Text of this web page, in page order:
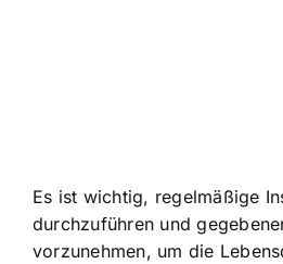
Es ist wichtig, regelmäßige
durchzuführen und
vorzunehmen, um die